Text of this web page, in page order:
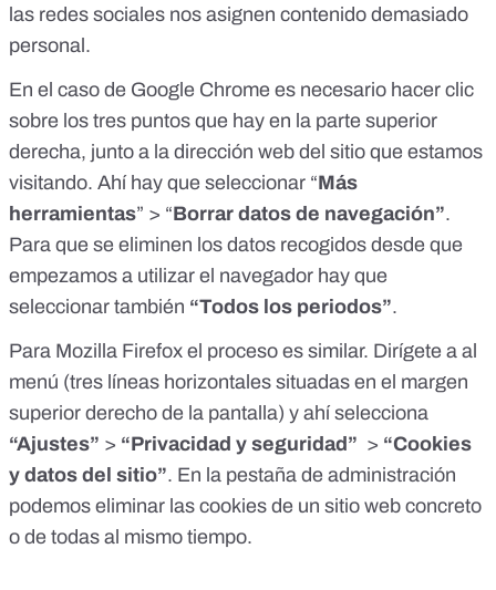
las redes sociales nos asignen contenido demasiado
personal.
En el caso de Google Chrome es necesario hacer clic
sobre los tres puntos que hay en la parte superior
derecha, junto a la dirección web del sitio que estamos
visitando. Ahí hay que seleccionar “Más
herramientas” > “Borrar datos de navegación”.
Para que se eliminen los datos recogidos desde que
empezamos a utilizar el navegador hay que
seleccionar también “Todos los periodos”.
Para Mozilla Firefox el proceso es similar. Dirígete a al
menú (tres líneas horizontales situadas en el margen
superior derecho de la pantalla) y ahí selecciona
“Ajustes” > “Privacidad y seguridad” > “Cookies
y datos del sitio”. En la pestaña de administración
podemos eliminar las cookies de un sitio web concreto
o de todas al mismo tiempo.